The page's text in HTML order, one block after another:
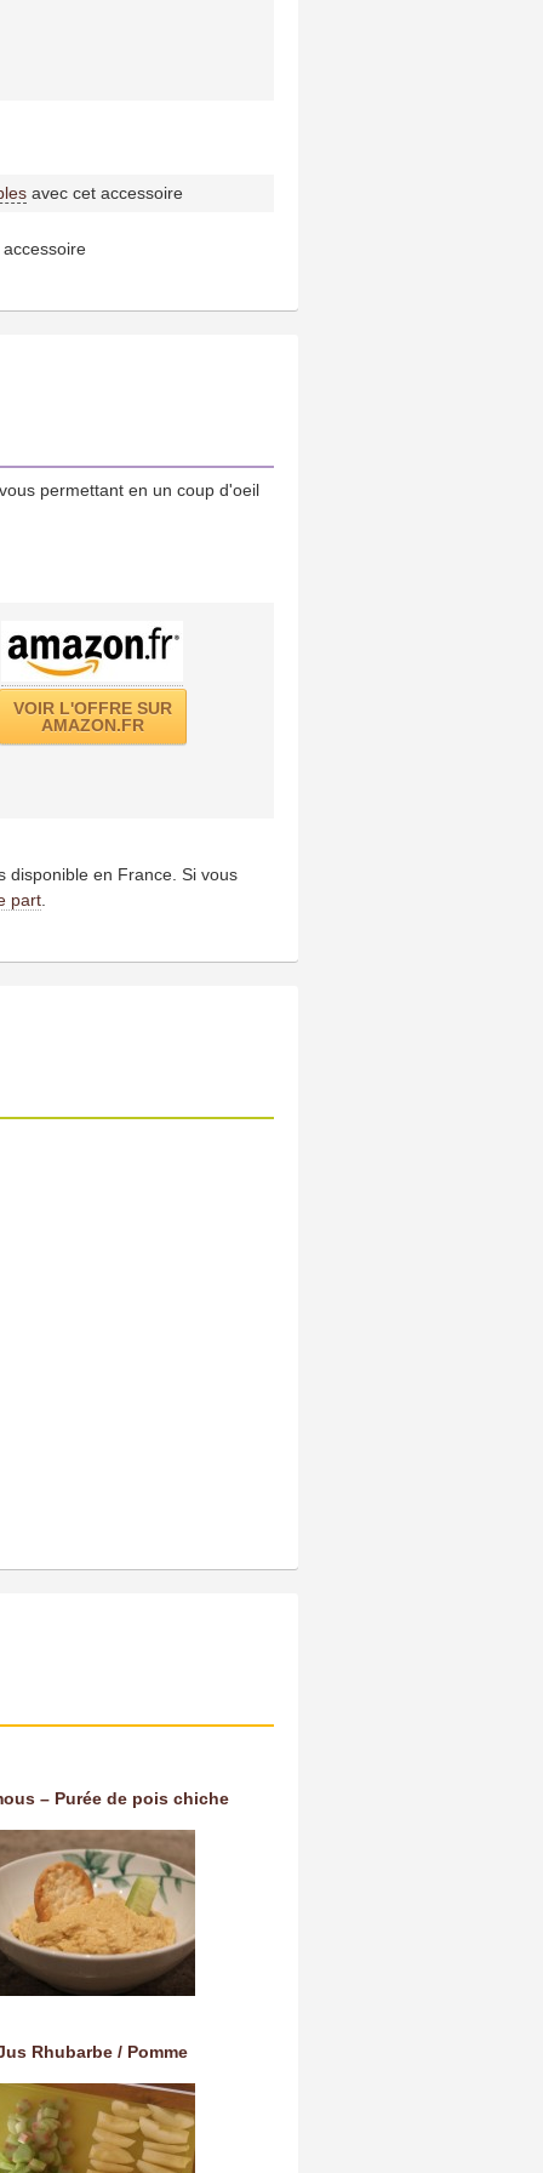
avec cet accessoire
permettant en un coup d'oeil
VOIR L'OFFRE SUR
AMAZON.FR
disponible en France. Si vous
part
– Purée de pois chiche
Rhubarbe / Pomme